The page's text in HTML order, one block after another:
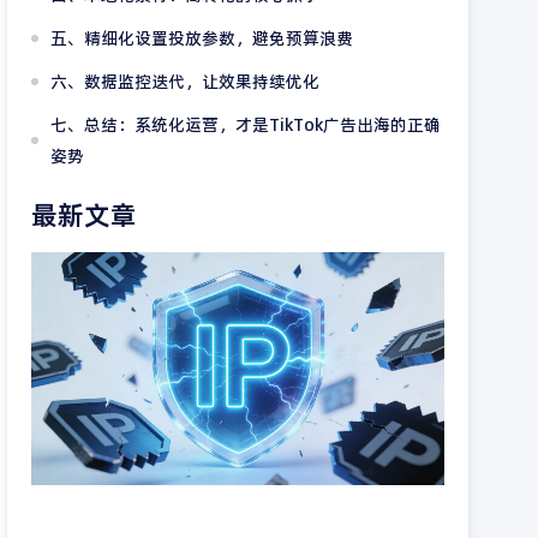
五、精细化设置投放参数，避免预算浪费
六、数据监控迭代，让效果持续优化
七、总结：系统化运营，才是TikTok广告出海的正确
姿势
最新文章